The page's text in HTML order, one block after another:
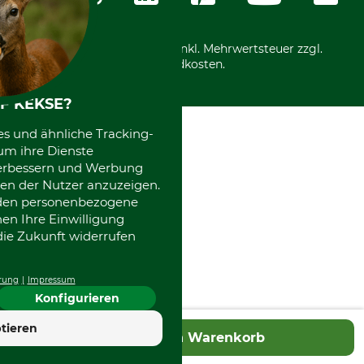
In den Warenkorb
International
*Alle Preise in Euro und inkl. Mehrwertsteuer zzgl.
Versandkosten.
KEKSE?
und ähnliche Tracking-
ihre Dienste
und Werbung
der Nutzer anzuzeigen.
personenbezogene
Ihre Einwilligung
Zukunft widerrufen
Impressum
Konfigurieren